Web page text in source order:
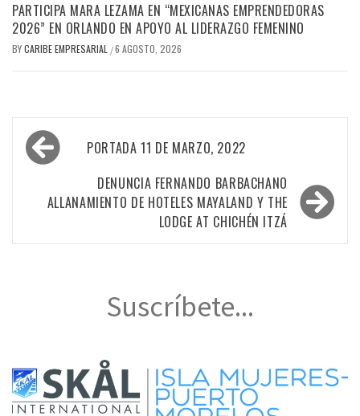
PARTICIPA MARA LEZAMA EN “MEXICANAS EMPRENDEDORAS
2026” EN ORLANDO EN APOYO AL LIDERAZGO FEMENINO
BYCARIBE EMPRESARIAL /6 AGOSTO, 2026
Navegación
de
entradas
PORTADA 11 DE MARZO, 2022
DENUNCIA FERNANDO BARBACHANO
ALLANAMIENTO DE HOTELES MAYALAND Y THE
LODGE AT CHICHÉN ITZÁ
Suscríbete...